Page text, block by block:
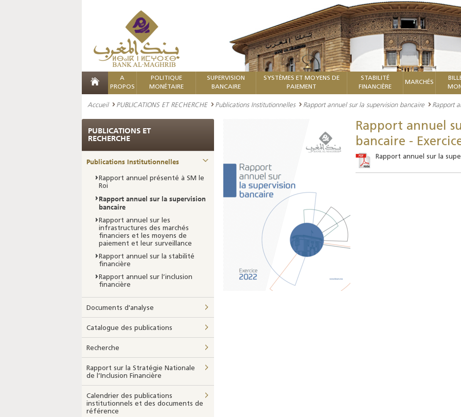
A
PROPOS
POLITIQUE
MONÉTAIRE
SUPERVISION
BANCAIRE
SYSTÈMES ET MOYENS DE
PAIEMENT
STABILITÉ
FINANCIÈRE
MARCHÉS
Accueil PUBLICATIONS ET RECHERCHE Publications Institutionnelles Rapport annuel sur la supervision bancaire Rapport
Rapport annuel
bancaire -
Rapport annuel sur la
PUBLICATIONS ET
RECHERCHE
Publications Institutionnelles
Rapport annuel présenté à SM le
Roi
Rapport annuel sur la supervision
bancaire
Rapport annuel sur les
infrastructures des marchés
financiers et les moyens de
paiement et leur surveillance
Rapport annuel sur la stabilité
financière
Rapport annuel sur l’inclusion
financière
Documents d'analyse
Catalogue des publications
Recherche
Rapport sur la Stratégie Nationale
de l’Inclusion Financière
Calendrier des publications
institutionnels et des documents de
référence